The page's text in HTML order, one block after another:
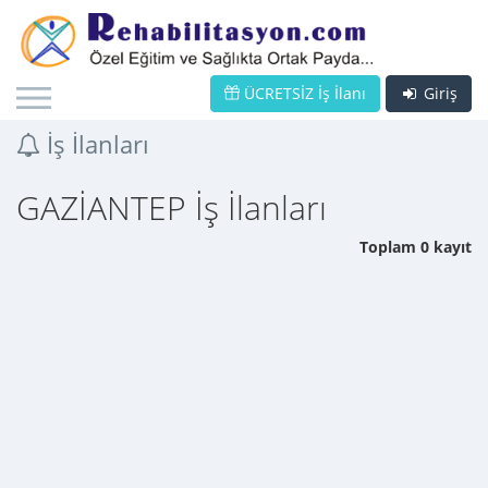
Giriş
ÜCRETSİZ İş İlanı
İş İlanları
GAZİANTEP İş İlanları
Toplam 0 kayıt